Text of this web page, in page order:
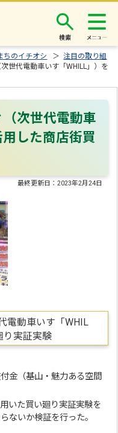
検索
ちのイチオシ ＞注目の取り組
世代電動車いす「WHILL」）を
次世代電動車
した商店街買
最終更新日：2023年2月24日
電動車いす「WHIL
り実証実験
金（基山・魅力ある空間
いた買い廻り実証実験を
ないか検証を行った。